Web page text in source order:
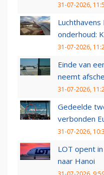
31-07-2026,
onderhoud:
31-07-2026,
Einde van
neemt
31-07-2026,
Gedeelde
verbonden
31-07-2026,
LOT opent
naar Hanoi